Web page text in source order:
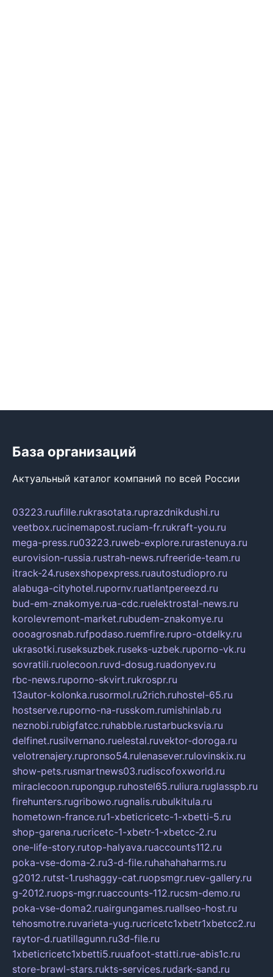
База организаций
Актуальный каталог компаний по всей России
03223.ruufille.rukrasotata.ruprazdnikdushi.ru
veetbox.rucinemapost.ruciam-fr.rukraft-you.ru
mega-press.ru03223.ruweb-explore.rurastenuya.ru
eurovision-russia.rustrah-news.rufreeride-team.ru
itrack-24.rusexshopexpress.ruautostudiopro.ru
alabuga-cityhotel.rupornv.ruatlantpereezd.ru
bud-em-znakomye.rua-cdc.ruelektrostal-news.ru
korolevremont-market.rubudem-znakomye.ru
oooagrosnab.rufpodaso.ruemfire.rupro-otdelky.ru
ukrasotki.ruseksuzbek.ruseks-uzbek.ruporno-vk.ru
sovratili.ruolecoon.ruvd-dosug.ruadonyev.ru
rbc-news.ruporno-skvirt.rukrospr.ru
13autor-kolonka.rusormol.ru2rich.ruhostel-65.ru
hostserve.ruporno-na-russkom.rumishinlab.ru
neznobi.rubigfatcc.ruhabble.rustarbucksvia.ru
delfinet.rusilvernano.ruelestal.ruvektor-doroga.ru
velotrenajery.rupronso54.rulenasever.rulovinskix.ru
show-pets.rusmartnews03.rudiscofoxworld.ru
miraclecoon.rupongup.ruhostel65.ruliura.ruglasspb.ru
firehunters.rugribowo.rugnalis.rubulkitula.ru
hometown-france.ru1-xbeticricetc-1-xbetti-5.ru
shop-garena.rucricetc-1-xbetr-1-xbetcc-2.ru
one-life-story.rutop-halyava.ruaccounts112.ru
poka-vse-doma-2.ru3-d-file.ruhahahaharms.ru
g2012.rutst-1.rushaggy-cat.ruopsmgr.ruev-gallery.ru
g-2012.ruops-mgr.ruaccounts-112.rucsm-demo.ru
poka-vse-doma2.ruairgungames.ruallseo-host.ru
tehosmotre.ruvarieta-yug.rucricetc1xbetr1xbetcc2.ru
raytor-d.ruatillagunn.ru3d-file.ru
1xbeticricetc1xbetti5.ruuafoot-statti.rue-abis1c.ru
store-brawl-stars.rukts-services.rudark-sand.ru